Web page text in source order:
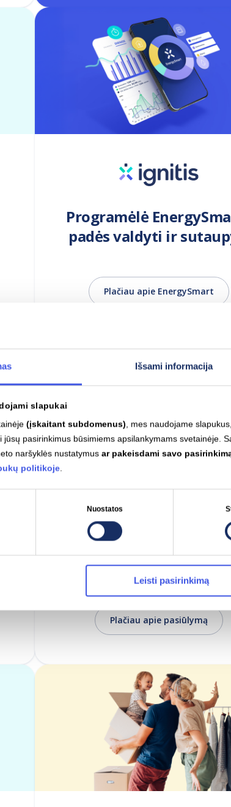
Išsami informacija
slapukai
(įskaitant subdomenus), mes naudojame slapukus,
jūsų pasirinkimus būsimiems apsilankymams svetainėje.
naršyklės nustatymusar pakeisdami savo
politikoje.
Nuostatos
Leisti pasirinkimą
Programėlė
padės valdyti ir
Plačiau apie EnergySmart
6 mėnesius nemokama
apsaugos paslauga
Plačiau apie pasiūlymą